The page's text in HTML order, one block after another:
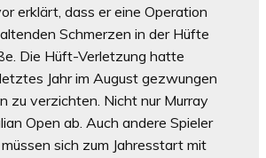
erklärt, dass er eine Operation
Schmerzen in der Hüfte
Die Hüft-Verletzung hatte
Jahr im August gezwungen
zu verzichten. Nicht nur Murray
Open ab. Auch andere Spieler
sich zum Jahresstart mit